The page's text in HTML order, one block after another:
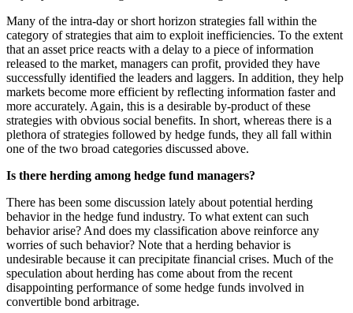
Many of the intra-day or short horizon strategies fall within the
category of strategies that aim to exploit inefficiencies. To the extent
that an asset price reacts with a delay to a piece of information
released to the market, managers can profit, provided they have
successfully identified the leaders and laggers. In addition, they help
markets become more efficient by reflecting information faster and
more accurately. Again, this is a desirable by-product of these
strategies with obvious social benefits. In short, whereas there is a
plethora of strategies followed by hedge funds, they all fall within
one of the two broad categories discussed above.
Is there herding among hedge fund managers?
There has been some discussion lately about potential herding
behavior in the hedge fund industry. To what extent can such
behavior arise? And does my classification above reinforce any
worries of such behavior? Note that a herding behavior is
undesirable because it can precipitate financial crises. Much of the
speculation about herding has come about from the recent
disappointing performance of some hedge funds involved in
convertible bond arbitrage.